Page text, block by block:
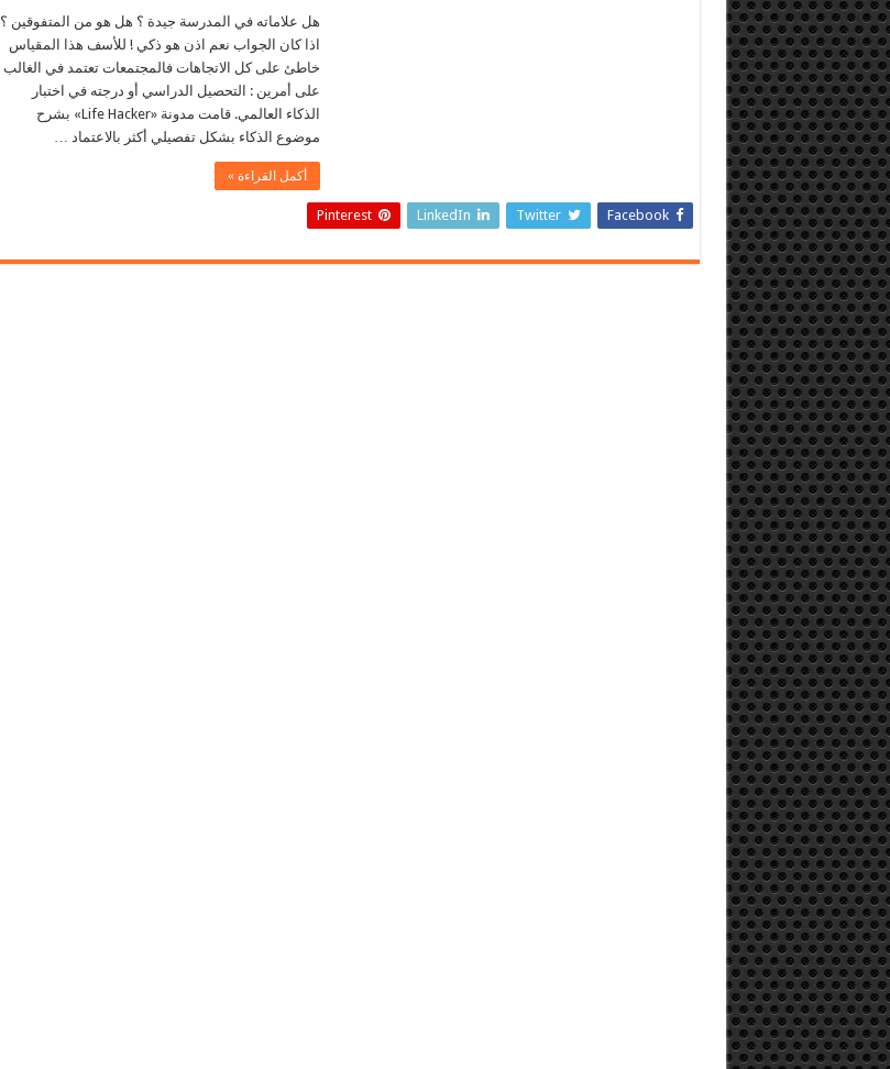
هل علاماته في المدرسة جيدة ؟ هل هو من المتفوقين ؟
اذا كان الجواب نعم اذن هو ذكي ! للأسف هذا المقياس
خاطئ على كل الاتجاهات فالمجتمعات تعتمد في الغالب
على أمرين : التحصيل الدراسي أو درجته في اختبار
الذكاء العالمي. قامت مدونة «Life Hacker» بشرح
موضوع الذكاء بشكل تفصيلي أكثر بالاعتماد …
أكمل القراءة »
Facebook
Twitter
LinkedIn
Pinterest